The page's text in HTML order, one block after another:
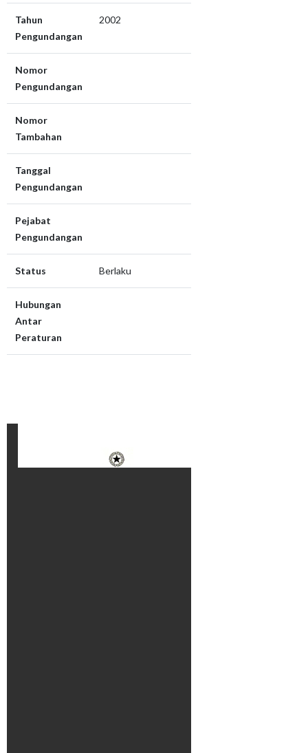
Tahun
Pengundangan
2002
Nomor
Pengundangan
Nomor
Tambahan
Tanggal
Pengundangan
Pejabat
Pengundangan
Status Berlaku
Hubungan
Antar
Peraturan